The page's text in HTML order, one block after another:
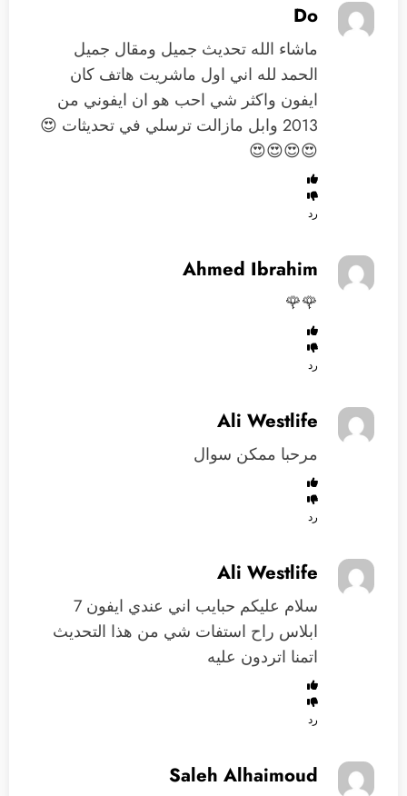
Do
ماشاء الله تحديث جميل ومقال جميل
الحمد لله اني اول ماشريت هاتف كان
ايفون واكثر شي احب هو ان ايفوني من
2013 وابل مازالت ترسلي في تحديثات 😍
😍😍😍😍
رد
Ahmed Ibrahim
🌹🌹
رد
Ali Westlife
مرحبا ممكن سوال
رد
Ali Westlife
سلام عليكم حبايب اني عندي ايفون 7
ابلاس راح استفات شي من هذا التحديث
اتمنا اتردون عليه
رد
Saleh Alhaimoud